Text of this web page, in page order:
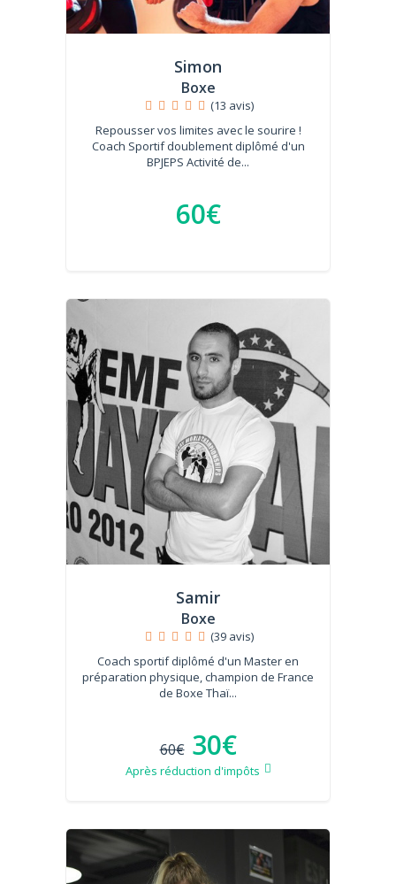
Simon
Boxe
(13 avis)
Repousser vos limites avec le sourire !
Coach Sportif doublement diplômé d'un
BPJEPS Activité de...
60€
Samir
Boxe
(39 avis)
Coach sportif diplômé d'un Master en
préparation physique, champion de France
de Boxe Thaï...
60€ 30€
Après réduction d'impôts